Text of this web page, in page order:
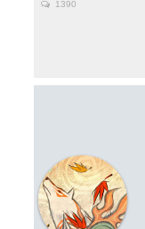
1390